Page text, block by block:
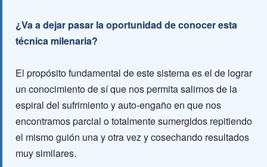
¿Va a dejar pasar la oportunidad de conocer esta
técnica milenaria?
El propósito fundamental de este sistema es el de lograr
un conocimiento de sí que nos permita salirnos de la
espiral del sufrimiento y auto-engaño en que nos
encontramos parcial o totalmente sumergidos repitiendo
el mismo guión una y otra vez y cosechando resultados
muy similares.